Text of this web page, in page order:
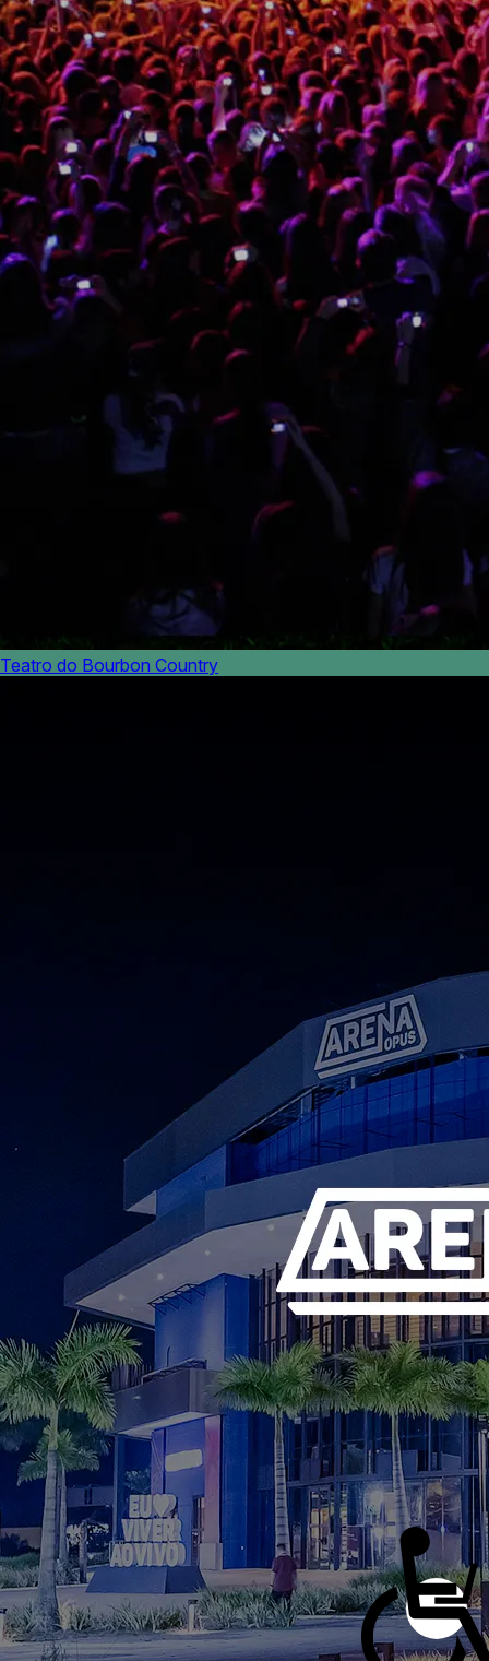
Teatro do Bourbon Country